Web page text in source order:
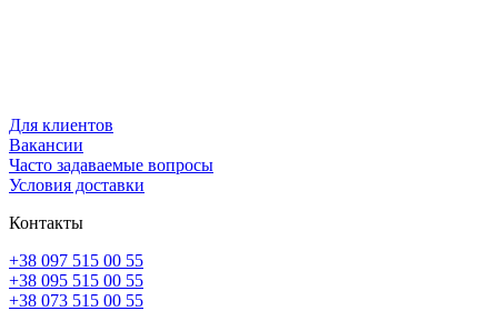
Для клиентов
Вакансии
Часто задаваемые вопросы
Условия доставки
Контакты
+38 097 515 00 55
+38 095 515 00 55
+38 073 515 00 55